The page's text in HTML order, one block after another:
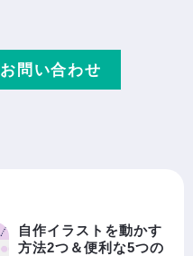
お問い合わせ
自作イラストを動かす
方法2つ＆便利な5つの